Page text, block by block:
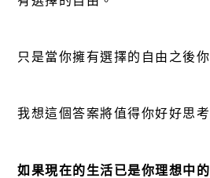
只是當你擁有選擇的自由之後
我想這個答案將值得你好好思考
如果現在的生活已是你理想中